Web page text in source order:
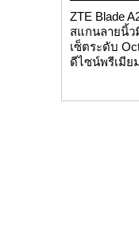
ZTE Blade
สแกนลายนิ้ว
เซ็ตระดับ
ดีไซน์พรีเมีย